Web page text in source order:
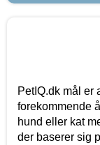
PetIQ.dk mål er
forekommende
hund eller kat
der baserer sig